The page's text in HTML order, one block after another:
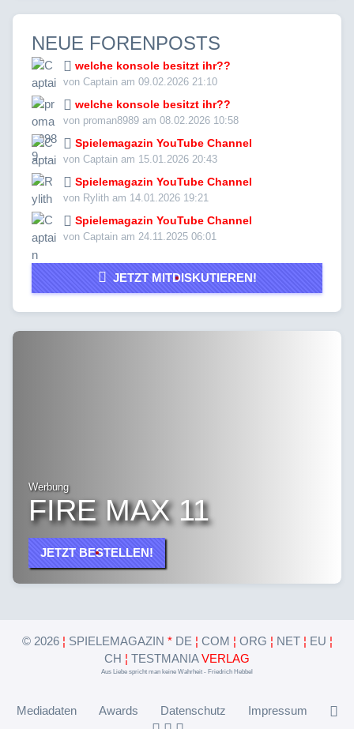
NEUE FORENPOSTS
welche konsole besitzt ihr??
von Captain am 09.02.2026 21:10
welche konsole besitzt ihr??
von proman8989 am 08.02.2026 10:58
Spielemagazin YouTube Channel
von Captain am 15.01.2026 20:43
Spielemagazin YouTube Channel
von Rylith am 14.01.2026 19:21
Spielemagazin YouTube Channel
von Captain am 24.11.2025 06:01
JETZT MITDISKUTIEREN!
Werbung
FIRE MAX 11
JETZT BESTELLEN!
© 2026 ¦ SPIELEMAGAZIN * DE ¦ COM ¦ ORG ¦ NET ¦ EU ¦
CH ¦ TESTMANIAVERLAG
Aus Liebe spricht man keine Wahrheit - Friedrich Hebbel
Mediadaten Awards Datenschutz Impressum